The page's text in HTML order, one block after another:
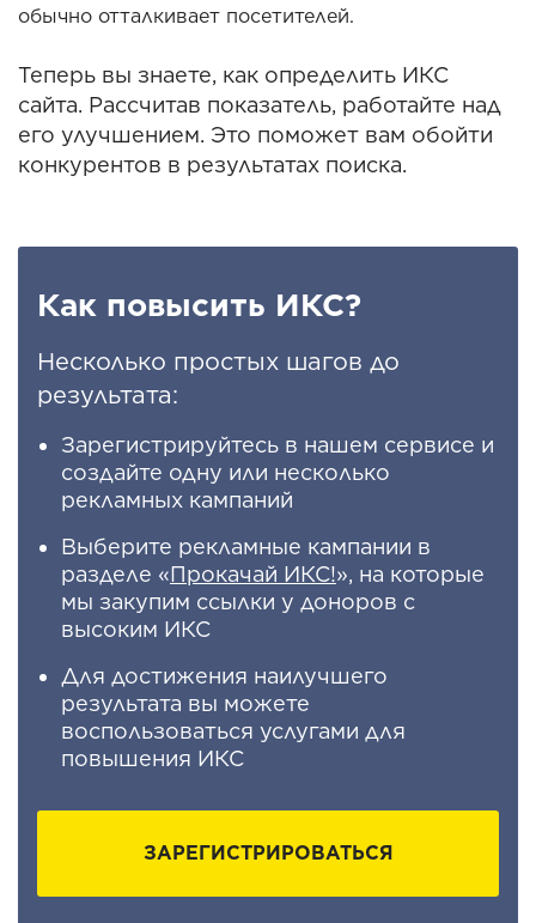
обычно отталкивает посетителей.
Теперь вы знаете, как определить ИКС
сайта. Рассчитав показатель, работайте над
его улучшением. Это поможет вам обойти
конкурентов в результатах поиска.
Как повысить ИКС?
Несколько простых шагов до
результата:
Зарегистрируйтесь в нашем сервисе и
создайте одну или несколько
рекламных кампаний
Выберите рекламные кампании в
разделе «Прокачай ИКС!», на которые
мы закупим ссылки у доноров с
высоким ИКС
Для достижения наилучшего
результата вы можете
воспользоваться услугами для
повышения ИКС
ЗАРЕГИСТРИРОВАТЬСЯ